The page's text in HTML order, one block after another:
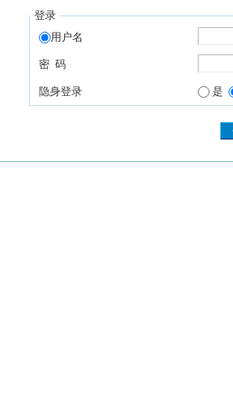
登录
用户名
密 码
隐身登录 是